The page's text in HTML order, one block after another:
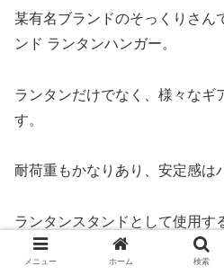
某有名ブランドのそっくりさん
ンド ランタンハンガー。
ランタンだけでなく、様々なギ
す。
耐荷重もかなりあり、安定感は
ランタンスタンドとして使用す
吊り下げることができるので直
メニュー ホーム 検索